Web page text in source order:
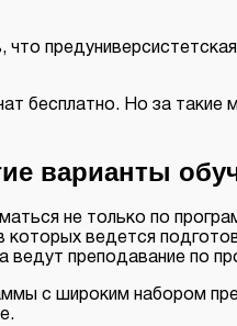
бесплатно. Но за
варианты
не только по
которых ведется
преподавание по
с широким набором